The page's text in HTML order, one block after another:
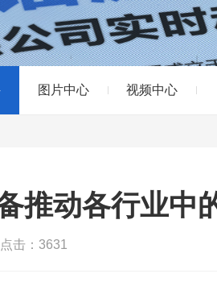
图片中心 视频中心
推动各行业中
点击：3631